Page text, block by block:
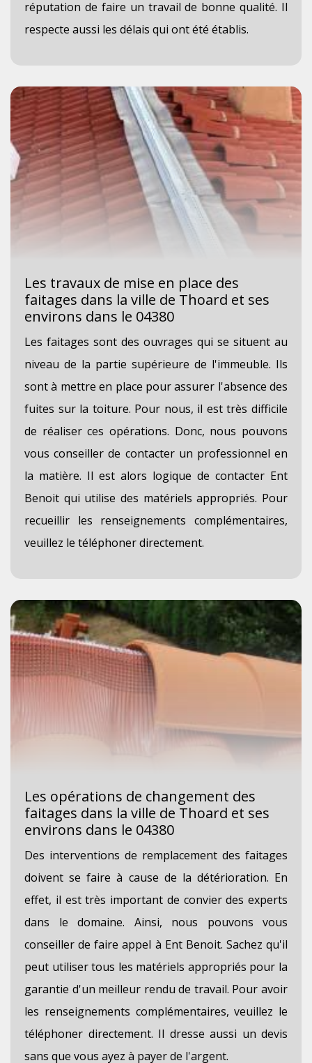
réputation de faire un travail de bonne qualité. Il
respecte aussi les délais qui ont été établis.
Les travaux de mise en place des
faitages dans la ville de Thoard et ses
environs dans le 04380
Les faitages sont des ouvrages qui se situent au
niveau de la partie supérieure de l'immeuble. Ils
sont à mettre en place pour assurer l'absence des
fuites sur la toiture. Pour nous, il est très difficile
de réaliser ces opérations. Donc, nous pouvons
vous conseiller de contacter un professionnel en
la matière. Il est alors logique de contacter Ent
Benoit qui utilise des matériels appropriés. Pour
recueillir les renseignements complémentaires,
veuillez le téléphoner directement.
Les opérations de changement des
faitages dans la ville de Thoard et ses
environs dans le 04380
Des interventions de remplacement des faitages
doivent se faire à cause de la détérioration. En
effet, il est très important de convier des experts
dans le domaine. Ainsi, nous pouvons vous
conseiller de faire appel à Ent Benoit. Sachez qu'il
peut utiliser tous les matériels appropriés pour la
garantie d'un meilleur rendu de travail. Pour avoir
les renseignements complémentaires, veuillez le
téléphoner directement. Il dresse aussi un devis
sans que vous ayez à payer de l'argent.